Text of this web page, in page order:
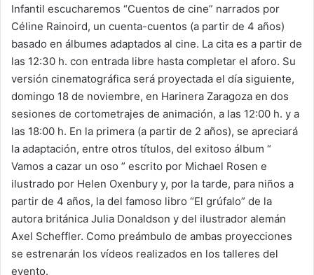
Infantil escucharemos “Cuentos de cine” narrados por
Céline Rainoird, un cuenta-cuentos (a partir de 4 años)
basado en álbumes adaptados al cine. La cita es a partir de
las 12:30 h. con entrada libre hasta completar el aforo. Su
versión cinematográfica será proyectada el día siguiente,
domingo 18 de noviembre, en Harinera Zaragoza en dos
sesiones de cortometrajes de animación, a las 12:00 h. y a
las 18:00 h. En la primera (a partir de 2 años), se apreciará
la adaptación, entre otros títulos, del exitoso álbum “
Vamos a cazar un oso ” escrito por Michael Rosen e
ilustrado por Helen Oxenbury y, por la tarde, para niños a
partir de 4 años, la del famoso libro “El grúfalo” de la
autora británica Julia Donaldson y del ilustrador alemán
Axel Scheffler. Como preámbulo de ambas proyecciones
se estrenarán los vídeos realizados en los talleres del
evento.